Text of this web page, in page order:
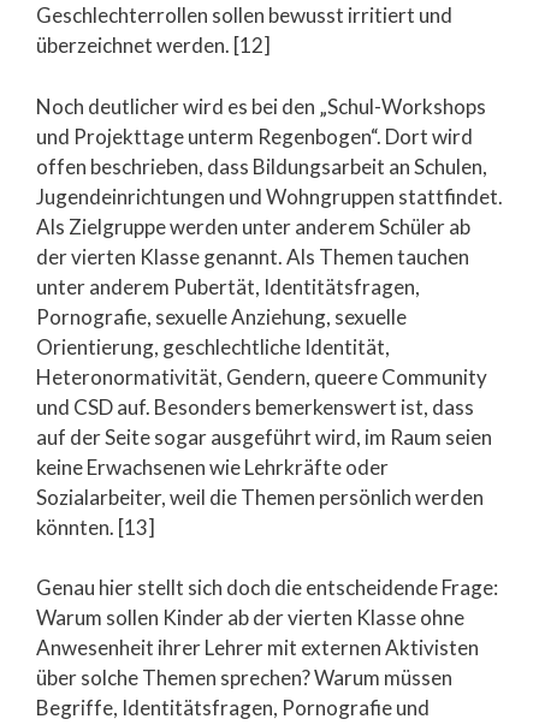
Geschlechterrollen sollen bewusst irritiert und
überzeichnet werden. [12]
Noch deutlicher wird es bei den „Schul-Workshops
und Projekttage unterm Regenbogen“. Dort wird
offen beschrieben, dass Bildungsarbeit an Schulen,
Jugendeinrichtungen und Wohngruppen stattfindet.
Als Zielgruppe werden unter anderem Schüler ab
der vierten Klasse genannt. Als Themen tauchen
unter anderem Pubertät, Identitätsfragen,
Pornografie, sexuelle Anziehung, sexuelle
Orientierung, geschlechtliche Identität,
Heteronormativität, Gendern, queere Community
und CSD auf. Besonders bemerkenswert ist, dass
auf der Seite sogar ausgeführt wird, im Raum seien
keine Erwachsenen wie Lehrkräfte oder
Sozialarbeiter, weil die Themen persönlich werden
könnten. [13]
Genau hier stellt sich doch die entscheidende Frage:
Warum sollen Kinder ab der vierten Klasse ohne
Anwesenheit ihrer Lehrer mit externen Aktivisten
über solche Themen sprechen? Warum müssen
Begriffe, Identitätsfragen, Pornografie und